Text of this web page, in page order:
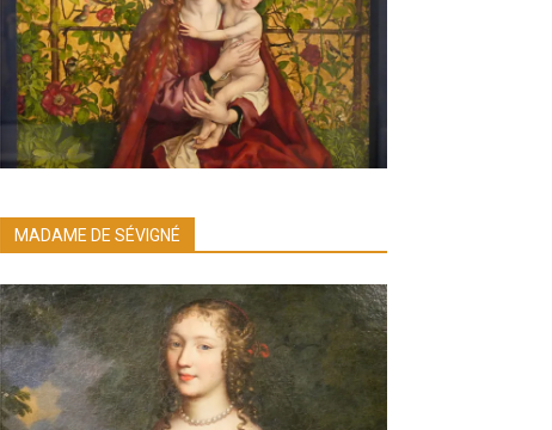
MADAME DE SÉVIGNÉ